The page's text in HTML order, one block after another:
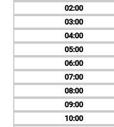
02
03
04
05
06
07
08
09
10